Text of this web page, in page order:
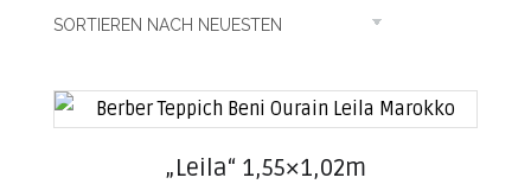
„Leila“ 1,55×1,02m